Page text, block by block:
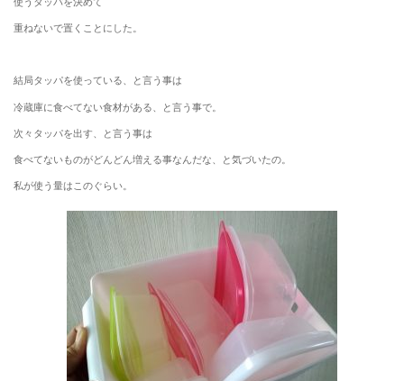
重ねないで置くことにした。
結局タッパを使っている、と言う事は
冷蔵庫に食べてない食材がある、と言う事で。
次々タッパを出す、と言う事は
食べてないものがどんどん増える事なんだな、と気づいたの。
私が使う量はこのぐらい。